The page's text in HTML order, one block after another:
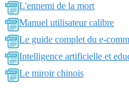
L'ennemi de la mort
Manuel utilisateur calibre
Le guide complet du e-
Intelligence artificielle et
Le miroir chinois